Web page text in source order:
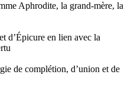
Aphrodite, la grand-mère, la
d’Épicure en lien avec la
de complétion, d’union et de